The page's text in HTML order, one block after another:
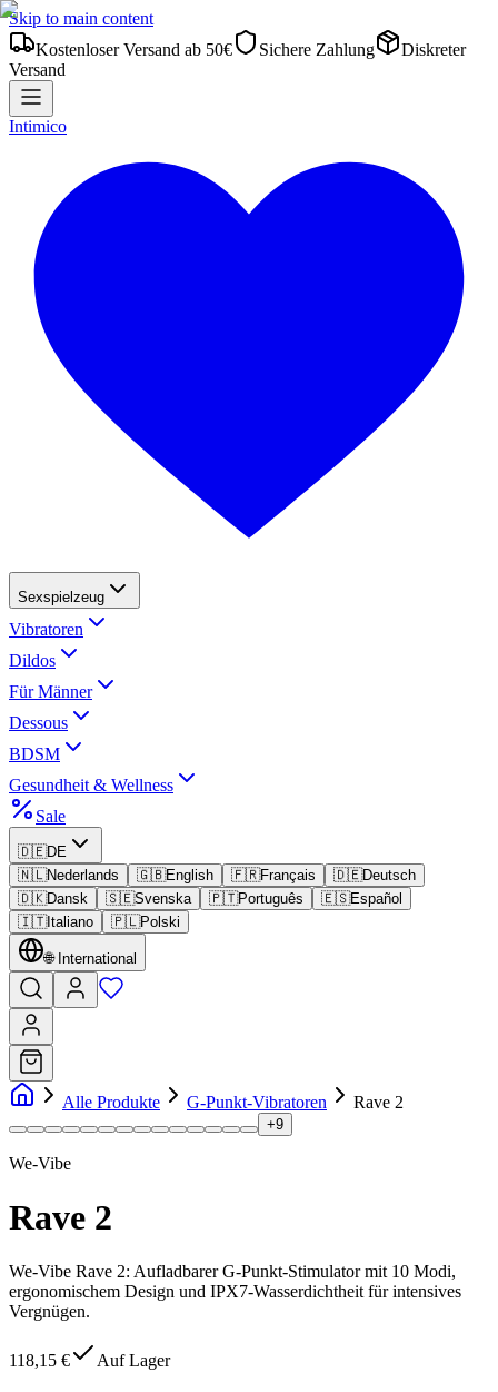
Skip to main content
Kostenloser Versand ab 50€
Sichere Zahlung
Diskreter
Versand
Intimico
Sexspielzeug
Vibratoren
Dildos
Für Männer
Dessous
BDSM
Gesundheit & Wellness
Sale
🇩🇪DE
🇳🇱Nederlands 🇬🇧English 🇫🇷Français 🇩🇪Deutsch
🇩🇰Dansk 🇸🇪Svenska 🇵🇹Português 🇪🇸Español
🇮🇹Italiano 🇵🇱Polski
🌐 International
Alle Produkte G-Punkt-Vibratoren Rave 2
+9
We-Vibe
Rave 2
We-Vibe Rave 2: Aufladbarer G-Punkt-Stimulator mit 10 Modi,
ergonomischem Design und IPX7-Wasserdichtheit für intensives
Vergnügen.
118,15 € Auf Lager